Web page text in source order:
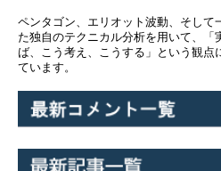
ペンタゴン、エリオット波動、そして
た独自のテクニカル分析を用いて、「
ば、こう考え、こうする」という観点
ています。